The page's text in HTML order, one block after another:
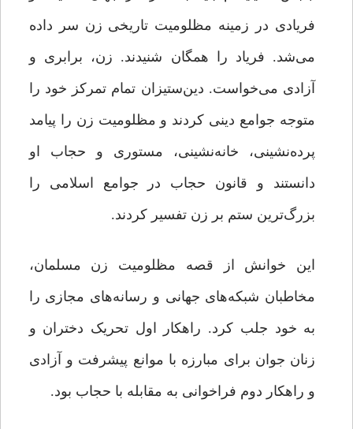
فریادی در زمینه مظلومیت تاریخی زن سر داده
می‌شد. فریاد را همگان شنیدند. زن، برابری و
آزادی می‌خواست. دین‌ستیزان تمام تمرکز خود را
متوجه جوامع دینی کردند و مظلومیت زن را پیامد
‌پرده‌نشینی، خانه‌نشینی، مستوری و حجاب او
دانستند و قانون حجاب در جوامع اسلامی را
بزرگ‌ترین ستم بر زن تفسیر کردند.
این خوانش از قصه مظلومیت زن مسلمان،
مخاطبان شبکه‌های جهانی و رسانه‌های مجازی را
به خود جلب کرد. راهکار اول تحریک دختران و
زنان جوان برای مبارزه با موانع پیشرفت و آزادی
و راهکار دوم فراخوانی به مقابله با حجاب بود.